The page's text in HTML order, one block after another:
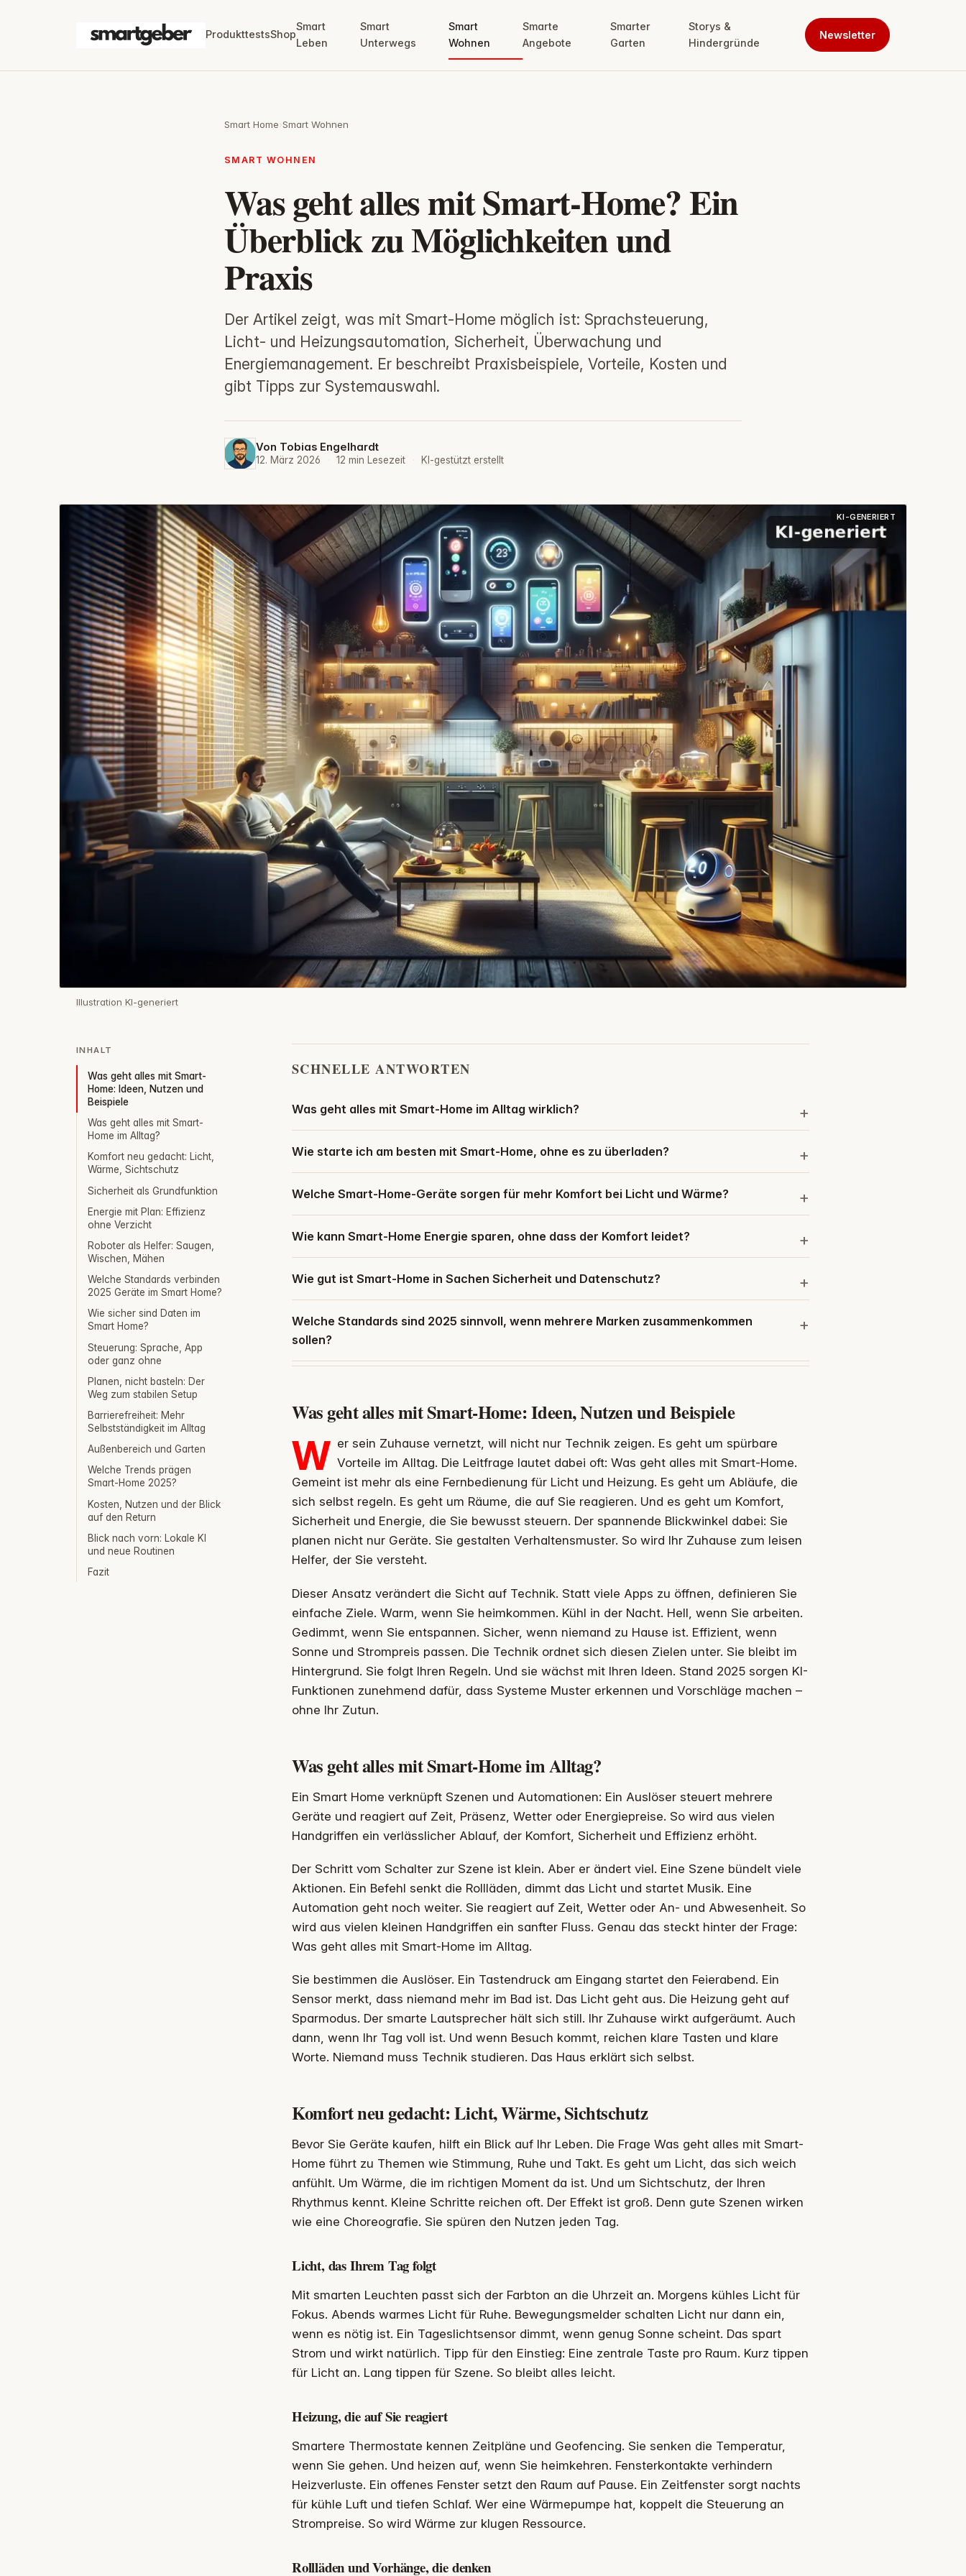
ProdukttestsShop
Smart
Leben
Smart
Unterwegs
Smart
Wohnen
Smarte
Angebote
Smarter
Garten
Storys &
Hindergründe
Newsletter
Smart Home›Smart Wohnen
SMART WOHNEN
Was geht alles mit Smart-Home? Ein
Überblick zu Möglichkeiten und
Praxis
Der Artikel zeigt, was mit Smart-Home möglich ist: Sprachsteuerung,
Licht- und Heizungsautomation, Sicherheit, Überwachung und
Energiemanagement. Er beschreibt Praxisbeispiele, Vorteile, Kosten und
gibt Tipps zur Systemauswahl.
Von Tobias Engelhardt
12. März 2026 · 12 min Lesezeit · KI-gestützt erstellt
KI-GENERIERT
Illustration KI-generiert
INHALT
Was geht alles mit Smart-
Home: Ideen, Nutzen und
Beispiele
Was geht alles mit Smart-
Home im Alltag?
Komfort neu gedacht: Licht,
Wärme, Sichtschutz
Sicherheit als Grundfunktion
Energie mit Plan: Effizienz
ohne Verzicht
Roboter als Helfer: Saugen,
Wischen, Mähen
Welche Standards verbinden
2025 Geräte im Smart Home?
Wie sicher sind Daten im
Smart Home?
Steuerung: Sprache, App
oder ganz ohne
Planen, nicht basteln: Der
Weg zum stabilen Setup
Barrierefreiheit: Mehr
Selbstständigkeit im Alltag
Außenbereich und Garten
Welche Trends prägen
Smart-Home 2025?
Kosten, Nutzen und der Blick
auf den Return
Blick nach vorn: Lokale KI
und neue Routinen
Fazit
SCHNELLE ANTWORTEN
Was geht alles mit Smart-Home im Alltag wirklich?
Wie starte ich am besten mit Smart-Home, ohne es zu überladen?
Welche Smart-Home-Geräte sorgen für mehr Komfort bei Licht und Wärme?
Wie kann Smart-Home Energie sparen, ohne dass der Komfort leidet?
Wie gut ist Smart-Home in Sachen Sicherheit und Datenschutz?
Welche Standards sind 2025 sinnvoll, wenn mehrere Marken zusammenkommen
sollen?
Was geht alles mit Smart-Home: Ideen, Nutzen und Beispiele
W er sein Zuhause vernetzt, will nicht nur Technik zeigen. Es geht um spürbare
Vorteile im Alltag. Die Leitfrage lautet dabei oft: Was geht alles mit Smart-Home.
Gemeint ist mehr als eine Fernbedienung für Licht und Heizung. Es geht um Abläufe, die
sich selbst regeln. Es geht um Räume, die auf Sie reagieren. Und es geht um Komfort,
Sicherheit und Energie, die Sie bewusst steuern. Der spannende Blickwinkel dabei: Sie
planen nicht nur Geräte. Sie gestalten Verhaltensmuster. So wird Ihr Zuhause zum leisen
Helfer, der Sie versteht.
Dieser Ansatz verändert die Sicht auf Technik. Statt viele Apps zu öffnen, definieren Sie
einfache Ziele. Warm, wenn Sie heimkommen. Kühl in der Nacht. Hell, wenn Sie arbeiten.
Gedimmt, wenn Sie entspannen. Sicher, wenn niemand zu Hause ist. Effizient, wenn
Sonne und Strompreis passen. Die Technik ordnet sich diesen Zielen unter. Sie bleibt im
Hintergrund. Sie folgt Ihren Regeln. Und sie wächst mit Ihren Ideen. Stand 2025 sorgen KI-
Funktionen zunehmend dafür, dass Systeme Muster erkennen und Vorschläge machen –
ohne Ihr Zutun.
Was geht alles mit Smart-Home im Alltag?
Ein Smart Home verknüpft Szenen und Automationen: Ein Auslöser steuert mehrere
Geräte und reagiert auf Zeit, Präsenz, Wetter oder Energiepreise. So wird aus vielen
Handgriffen ein verlässlicher Ablauf, der Komfort, Sicherheit und Effizienz erhöht.
Der Schritt vom Schalter zur Szene ist klein. Aber er ändert viel. Eine Szene bündelt viele
Aktionen. Ein Befehl senkt die Rollläden, dimmt das Licht und startet Musik. Eine
Automation geht noch weiter. Sie reagiert auf Zeit, Wetter oder An- und Abwesenheit. So
wird aus vielen kleinen Handgriffen ein sanfter Fluss. Genau das steckt hinter der Frage:
Was geht alles mit Smart-Home im Alltag.
Sie bestimmen die Auslöser. Ein Tastendruck am Eingang startet den Feierabend. Ein
Sensor merkt, dass niemand mehr im Bad ist. Das Licht geht aus. Die Heizung geht auf
Sparmodus. Der smarte Lautsprecher hält sich still. Ihr Zuhause wirkt aufgeräumt. Auch
dann, wenn Ihr Tag voll ist. Und wenn Besuch kommt, reichen klare Tasten und klare
Worte. Niemand muss Technik studieren. Das Haus erklärt sich selbst.
Komfort neu gedacht: Licht, Wärme, Sichtschutz
Bevor Sie Geräte kaufen, hilft ein Blick auf Ihr Leben. Die Frage Was geht alles mit Smart-
Home führt zu Themen wie Stimmung, Ruhe und Takt. Es geht um Licht, das sich weich
anfühlt. Um Wärme, die im richtigen Moment da ist. Und um Sichtschutz, der Ihren
Rhythmus kennt. Kleine Schritte reichen oft. Der Effekt ist groß. Denn gute Szenen wirken
wie eine Choreografie. Sie spüren den Nutzen jeden Tag.
Licht, das Ihrem Tag folgt
Mit smarten Leuchten passt sich der Farbton an die Uhrzeit an. Morgens kühles Licht für
Fokus. Abends warmes Licht für Ruhe. Bewegungsmelder schalten Licht nur dann ein,
wenn es nötig ist. Ein Tageslichtsensor dimmt, wenn genug Sonne scheint. Das spart
Strom und wirkt natürlich. Tipp für den Einstieg: Eine zentrale Taste pro Raum. Kurz tippen
für Licht an. Lang tippen für Szene. So bleibt alles leicht.
Heizung, die auf Sie reagiert
Smartere Thermostate kennen Zeitpläne und Geofencing. Sie senken die Temperatur,
wenn Sie gehen. Und heizen auf, wenn Sie heimkehren. Fensterkontakte verhindern
Heizverluste. Ein offenes Fenster setzt den Raum auf Pause. Ein Zeitfenster sorgt nachts
für kühle Luft und tiefen Schlaf. Wer eine Wärmepumpe hat, koppelt die Steuerung an
Strompreise. So wird Wärme zur klugen Ressource.
Rollläden und Vorhänge, die denken